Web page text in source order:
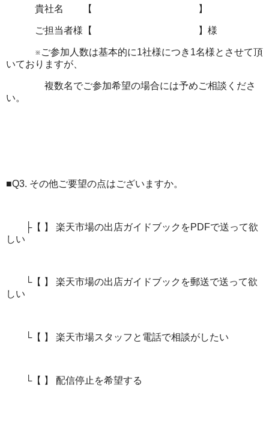
貴社名 【 】
ご担当者様【 】様
※ご参加人数は基本的に1社様につき1名様とさせて頂
いておりますが、
複数名でご参加希望の場合には予めご相談くださ
い。
■Q3. その他ご要望の点はございますか。
├【 】 楽天市場の出店ガイドブックをPDFで送って欲
しい
└【 】 楽天市場の出店ガイドブックを郵送で送って欲
しい
└【 】 楽天市場スタッフと電話で相談がしたい
└【 】 配信停止を希望する